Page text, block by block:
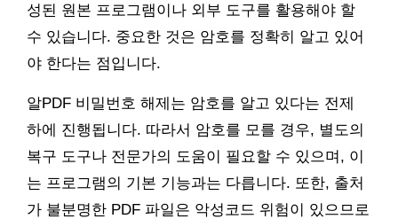
성된 원본 프로그램이나 외부 도구를 활용해야 할
수 있습니다. 중요한 것은 암호를 정확히 알고 있어
야 한다는 점입니다.
알PDF 비밀번호 해제는 암호를 알고 있다는 전제
하에 진행됩니다. 따라서 암호를 모를 경우, 별도의
복구 도구나 전문가의 도움이 필요할 수 있으며, 이
는 프로그램의 기본 기능과는 다릅니다. 또한, 출처
가 불분명한 PDF 파일은 악성코드 위험이 있으므로